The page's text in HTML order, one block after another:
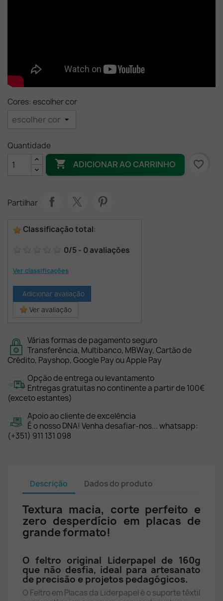
Cores: escolher cor
Quantidade
 ADICIONAR AO CARRINHO favorite_border
Partilhar
Classificação total:
0/5 - 0 avaliações
Ver classificações
Adicionar avaliação
Ver avaliação
Várias formas de pagamento seguro
Transferência, Multibanco, MBWay, Cartão de
Crédito, Payshop, Google Pay ou Apple Pay
Opção de entrega ou levantamento
Entregas gratuitas no continente a partir de 100€
(exceto estantes)
Apoio ao cliente de excelência
É o nosso DNA! Venha desafiar-nos... whatsapp:
(+351) 911 131 098
Descrição Dados do produto
Textura macia, corte perfeito e
zero desperdício em placas de
grande formato!
O feltro original Liderpapel de 160g
que não desfia, ideal para artesanato
de precisão e projetos pedagógicos.
O Feltro em Placas da Liderpapel é o suporte têxtil